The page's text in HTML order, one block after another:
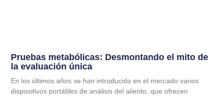
Pruebas metabólicas: Desmontando el mito de
la evaluación única
En los últimos años se han introducido en el mercado varios
dispositivos portátiles de análisis del aliento, que ofrecen